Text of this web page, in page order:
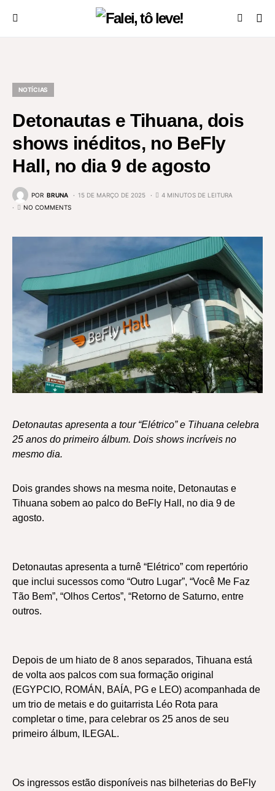
NOTÍCIAS
Detonautas e Tihuana, dois
shows inéditos, no BeFly
Hall, no dia 9 de agosto
POR BRUNA 15 DE MARÇO DE 2025
4 MINUTOS DE LEITURA
NO COMMENTS
Detonautas apresenta a tour “Elétrico” e Tihuana celebra
25 anos do primeiro álbum. Dois shows incríveis no
mesmo dia.
Dois grandes shows na mesma noite, Detonautas e
Tihuana sobem ao palco do BeFly Hall, no dia 9 de
agosto.
Detonautas apresenta a turnê “Elétrico” com repertório
que inclui sucessos como “Outro Lugar”, “Você Me Faz
Tão Bem”, “Olhos Certos”, “Retorno de Saturno, entre
outros.
Depois de um hiato de 8 anos separados, Tihuana está
de volta aos palcos com sua formação original
(EGYPCIO, ROMÁN, BAÍA, PG e LEO) acompanhada de
um trio de metais e do guitarrista Léo Rota para
completar o time, para celebrar os 25 anos de seu
primeiro álbum, ILEGAL.
Os ingressos estão disponíveis nas bilheterias do BeFly